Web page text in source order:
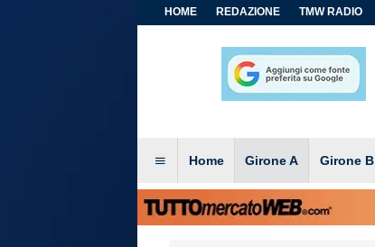
HOME REDAZIONE TMW RADIO
Home Girone A Girone B